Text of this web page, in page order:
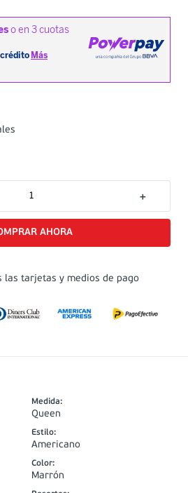
＋
las tarjetas y medios de pago
Medida:
Queen
Estilo:
Americano
Color:
Marrón